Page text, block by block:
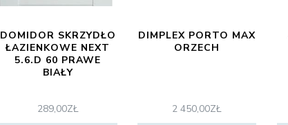
DOMIDOR SKRZYDŁO
ŁAZIENKOWE NEXT
5.6.D 60 PRAWE
BIAŁY
289,00ZŁ
DIMPLEX PORTO MAX
ORZECH
2 450,00ZŁ